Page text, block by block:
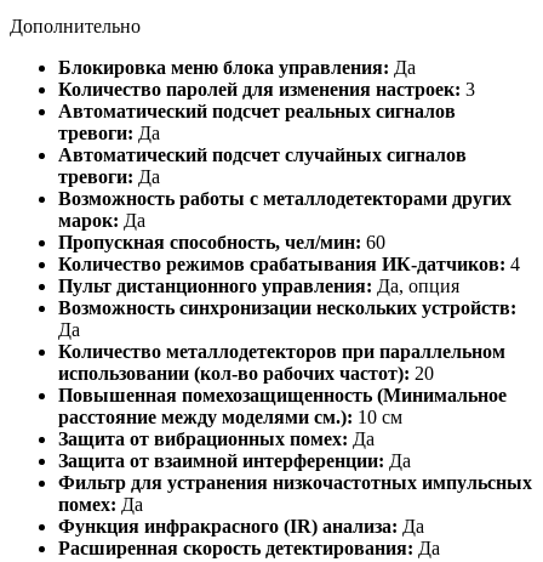
Дополнительно
Блокировка меню блока управления: Да
Количество паролей для изменения настроек: 3
Автоматический подсчет реальных сигналов
тревоги: Да
Автоматический подсчет случайных сигналов
тревоги: Да
Возможность работы с металлодетекторами других
марок: Да
Пропускная способность, чел/мин: 60
Количество режимов срабатывания ИК-датчиков: 4
Пульт дистанционного управления: Да, опция
Возможность синхронизации нескольких устройств:
Да
Количество металлодетекторов при параллельном
использовании (кол-во рабочих частот): 20
Повышенная помехозащищенность (Минимальное
расстояние между моделями см.): 10 см
Защита от вибрационных помех: Да
Защита от взаимной интерференции: Да
Фильтр для устранения низкочастотных импульсных
помех: Да
Функция инфракрасного (IR) анализа: Да
Расширенная скорость детектирования: Да